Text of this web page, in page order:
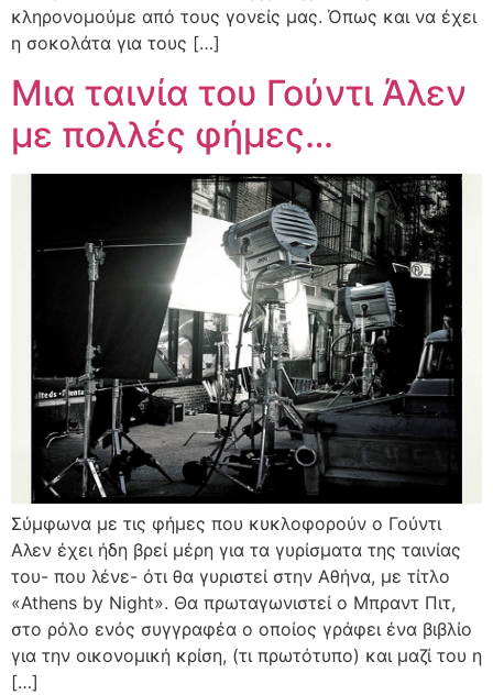
κληρονομούμε από τους γονείς μας. Όπως και να έχει
η σοκολάτα για τους […]
Μια ταινία του Γούντι Άλεν
με πολλές φήμες…
Σύμφωνα με τις φήμες που κυκλοφορούν ο Γούντι
Αλεν έχει ήδη βρεί μέρη για τα γυρίσματα της ταινίας
του- που λένε- ότι θα γυριστεί στην Αθήνα, με τίτλο
«Athens by Night». Θα πρωταγωνιστεί ο Μπραντ Πιτ,
στο ρόλο ενός συγγραφέα ο οποίος γράφει ένα βιβλίο
για την οικονομική κρίση, (τι πρωτότυπο) και μαζί του η
[…]